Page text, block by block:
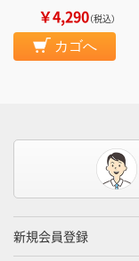
￥4,290（税込）
カゴへ
新規会員登録